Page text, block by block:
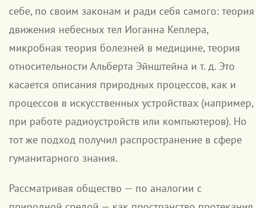
себе, по своим законам и ради себя самого: теория
движения небесных тел Иоганна Кеплера,
микробная теория болезней в медицине, теория
относительности Альберта Эйнштейна и т. д. Это
касается описания природных процессов, как и
процессов в искусственных устройствах (например,
при работе радиоустройств или компьютеров). Но
тот же подход получил распространение в сфере
гуманитарного знания.
Рассматривая общество — по аналогии с